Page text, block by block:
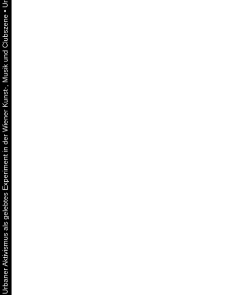
Urbaner Aktivismus als gelebtes Experiment in der Wiener Kunst-, Musik und Clubszene
•